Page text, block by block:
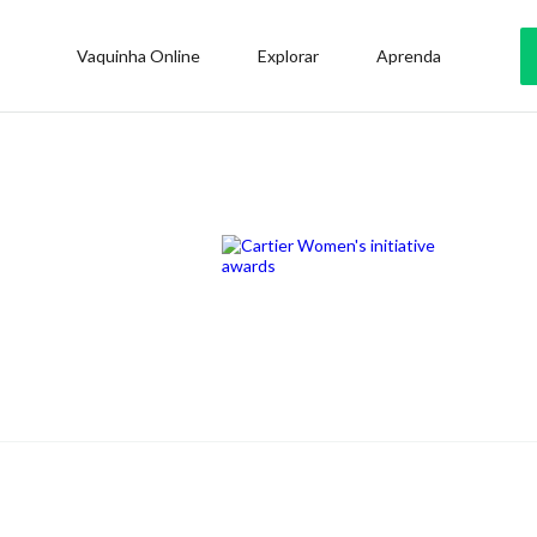
Vaquinha Online Explorar Aprenda